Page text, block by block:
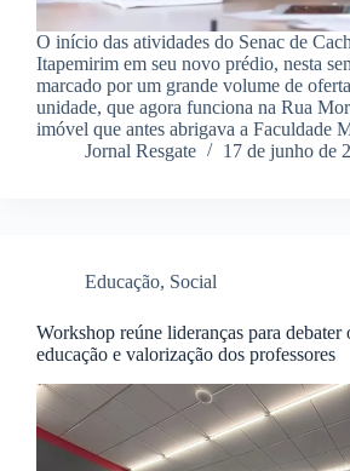
O início das atividades do Senac de
Itapemirim em seu novo prédio, nesta
marcado por um grande volume de
unidade, que agora funciona na Rua
imóvel que antes abrigava a
Jornal Resgate
17 de junho de
Educação, Social
Workshop reúne lideranças para debater
educação e valorização dos professores